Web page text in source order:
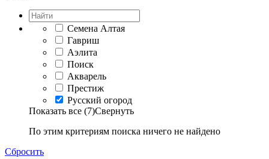
Семена Алтая
Гавриш
Аэлита
Поиск
Акварель
Престиж
Русский огород
Показать все (7)Свернуть
По этим критериям поиска ничего не найдено
Сбросить